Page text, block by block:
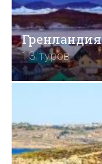
Гренландия
13 туров